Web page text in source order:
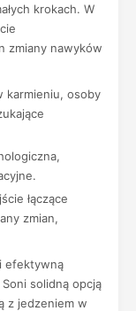
krokach. W
zmiany nawyków
karmieniu, osoby
łączące
zmian,
efektywną
solidną opcją
z jedzeniem w